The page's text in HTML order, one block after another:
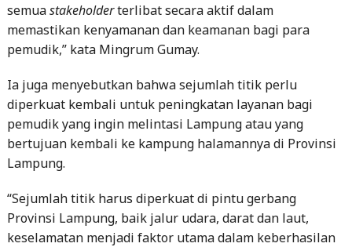
semuastakeholderterlibat secara aktif dalam
memastikan kenyamanan dan keamanan bagi para
pemudik,” kata Mingrum Gumay.
Ia juga menyebutkan bahwa sejumlah titik perlu
diperkuat kembali untuk peningkatan layanan bagi
pemudik yang ingin melintasi Lampung atau yang
bertujuan kembali ke kampung halamannya di Provinsi
Lampung.
“Sejumlah titik harus diperkuat di pintu gerbang
Provinsi Lampung, baik jalur udara, darat dan laut,
keselamatan menjadi faktor utama dalam keberhasilan